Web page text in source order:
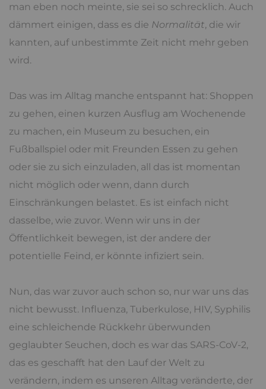
man eben noch meinte, sie sei so schrecklich. Auch
dämmert einigen, dass es die Normalität, die wir
kannten, auf unbestimmte Zeit nicht mehr geben
wird.
Das was im Alltag manche entspannt hat: Shoppen
zu gehen, einen kurzen Ausflug am Wochenende
zu machen, ein Museum zu besuchen, ein
Fußballspiel oder mit Freunden Essen zu gehen
oder sie zu sich einzuladen, all das ist momentan
nicht möglich oder wenn, dann durch
Einschränkungen belastet. Es ist einfach nicht
dasselbe, wie zuvor. Wenn wir uns in der
Öffentlichkeit bewegen, ist der andere der
potentielle Feind, er könnte infiziert sein.
Nun, das war zuvor auch schon so, nur war uns das
nicht bewusst. Influenza, Tuberkulose, HIV, Syphilis
eine schleichende Rückkehr überwunden
geglaubter Seuchen, doch es war das SARS-CoV-2,
das es geschafft hat den Lauf der Welt zu
verändern, indem es unseren Alltag veränderte, der